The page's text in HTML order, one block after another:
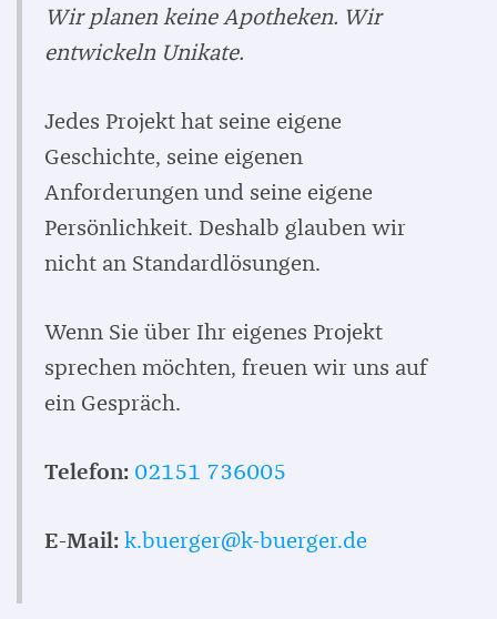
Wir planen keine Apotheken. Wir
entwickeln Unikate.
Jedes Projekt hat seine eigene
Geschichte, seine eigenen
Anforderungen und seine eigene
Persönlichkeit. Deshalb glauben wir
nicht an Standardlösungen.
Wenn Sie über Ihr eigenes Projekt
sprechen möchten, freuen wir uns auf
ein Gespräch.
Telefon: 02151 736005
E-Mail: k.buerger@k-buerger.de